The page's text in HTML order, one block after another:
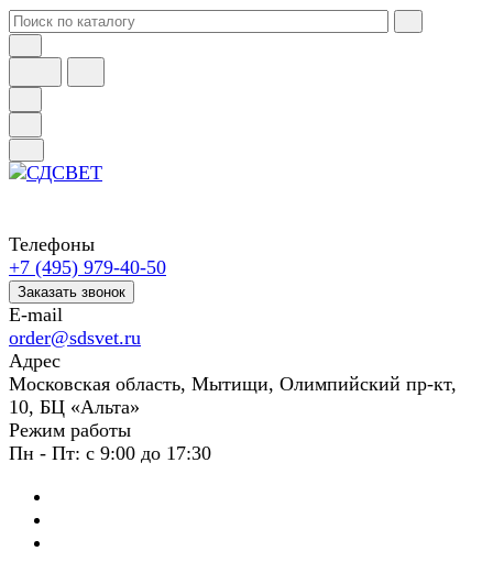
Телефоны
+7 (495) 979-40-50
Заказать звонок
E-mail
order@sdsvet.ru
Адрес
Московская область, Мытищи, Олимпийский пр-кт,
10, БЦ «Альта»
Режим работы
Пн - Пт: с 9:00 до 17:30